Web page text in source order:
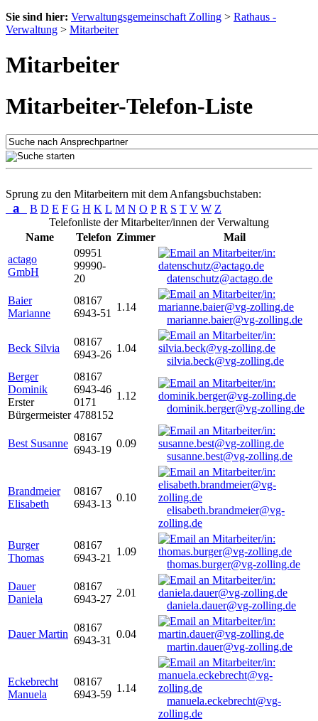
Sie sind hier: Verwaltungsgemeinschaft Zolling > Rathaus -
Verwaltung > Mitarbeiter
Mitarbeiter
Mitarbeiter-Telefon-Liste
Sprung zu den Mitarbeitern mit dem Anfangsbuchstaben:
a B D E F G H K L M N O P R S T V W Z
Telefonliste der Mitarbeiter/innen der Verwaltung
Name
Telefon Zimmer
Mail
actago
GmbH
09951
99990-
20
datenschutz@actago.de
Baier
Marianne
08167
6943-51
1.14
marianne.baier@vg-zolling.de
Beck Silvia
08167
6943-26
1.04
silvia.beck@vg-zolling.de
Berger
Dominik
Erster
Bürgermeister
08167
6943-46
0171
4788152
1.12
dominik.berger@vg-zolling.de
Best Susanne
08167
6943-19
0.09
susanne.best@vg-zolling.de
Brandmeier
Elisabeth
08167
6943-13
0.10
elisabeth.brandmeier@vg-
zolling.de
Burger
Thomas
08167
6943-21
1.09
thomas.burger@vg-zolling.de
Dauer
Daniela
08167
6943-27
2.01
daniela.dauer@vg-zolling.de
Dauer Martin
08167
6943-31
0.04
martin.dauer@vg-zolling.de
Eckebrecht
Manuela
08167
6943-59
1.14
manuela.eckebrecht@vg-
zolling.de